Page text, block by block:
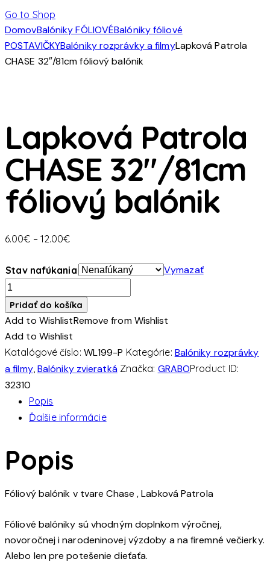
Go to Shop
DomovBalóniky FÓLIOVÉBalóniky fóliové
POSTAVIČKYBalóniky rozprávky a filmyLapková Patrola
CHASE 32″/81cm fóliový balónik
Lapková Patrola
CHASE 32″/81cm
fóliový balónik
6.00€ – 12.00€Price
6.00€
12.00€
Stav nafúkania
Vymazať
množstvo
Lapková
Patrola
CHASE
32"/81cm
fóliový
balónik
Pridať do košíka
Add to WishlistRemove from Wishlist
Add to Wishlist
Katalógové číslo: WL199-P Kategórie: Balóniky rozprávky
a filmy, Balóniky zvieratká Značka: GRABOProduct ID:
32310
Popis
Ďalšie informácie
Popis
Fóliový balónik v tvare Chase , Labková Patrola
Fóliové balóniky sú vhodným doplnkom výročnej,
novoročnej i narodeninovej výzdoby a na firemné večierky.
Alebo len pre potešenie dieťaťa.